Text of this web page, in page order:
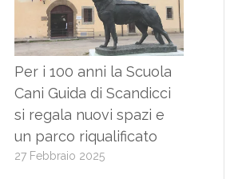
Per i 100 anni la Scuola
Cani Guida di Scandicci
si regala nuovi spazi e
un parco riqualificato
27 Febbraio 2025